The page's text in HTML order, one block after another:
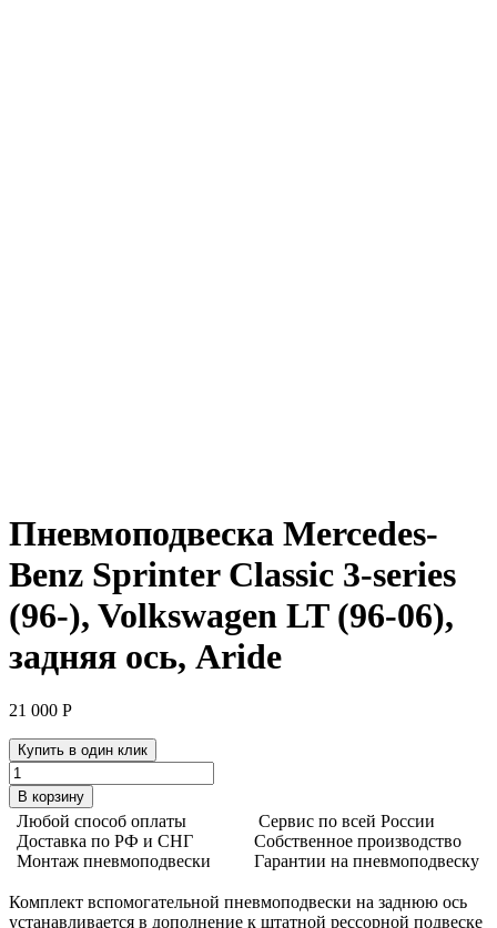
Пневмоподвеска Mercedes-
Benz Sprinter Classic 3-series
(96-), Volkswagen LT (96-06),
задняя ось, Aride
21 000 Р
Купить в один клик
Количество
товара
Пневмоподвеска
Mercedes-
Benz
Sprinter
3-
В корзину
Любой способ оплаты
Доставка по РФ и СНГ
Монтаж пневмоподвески
Сервис по всей России
Собственное производство
Гарантии на пневмоподвеску
Комплект вспомогательной пневмоподвески на заднюю ось
устанавливается в дополнение к штатной рессорной подвеске